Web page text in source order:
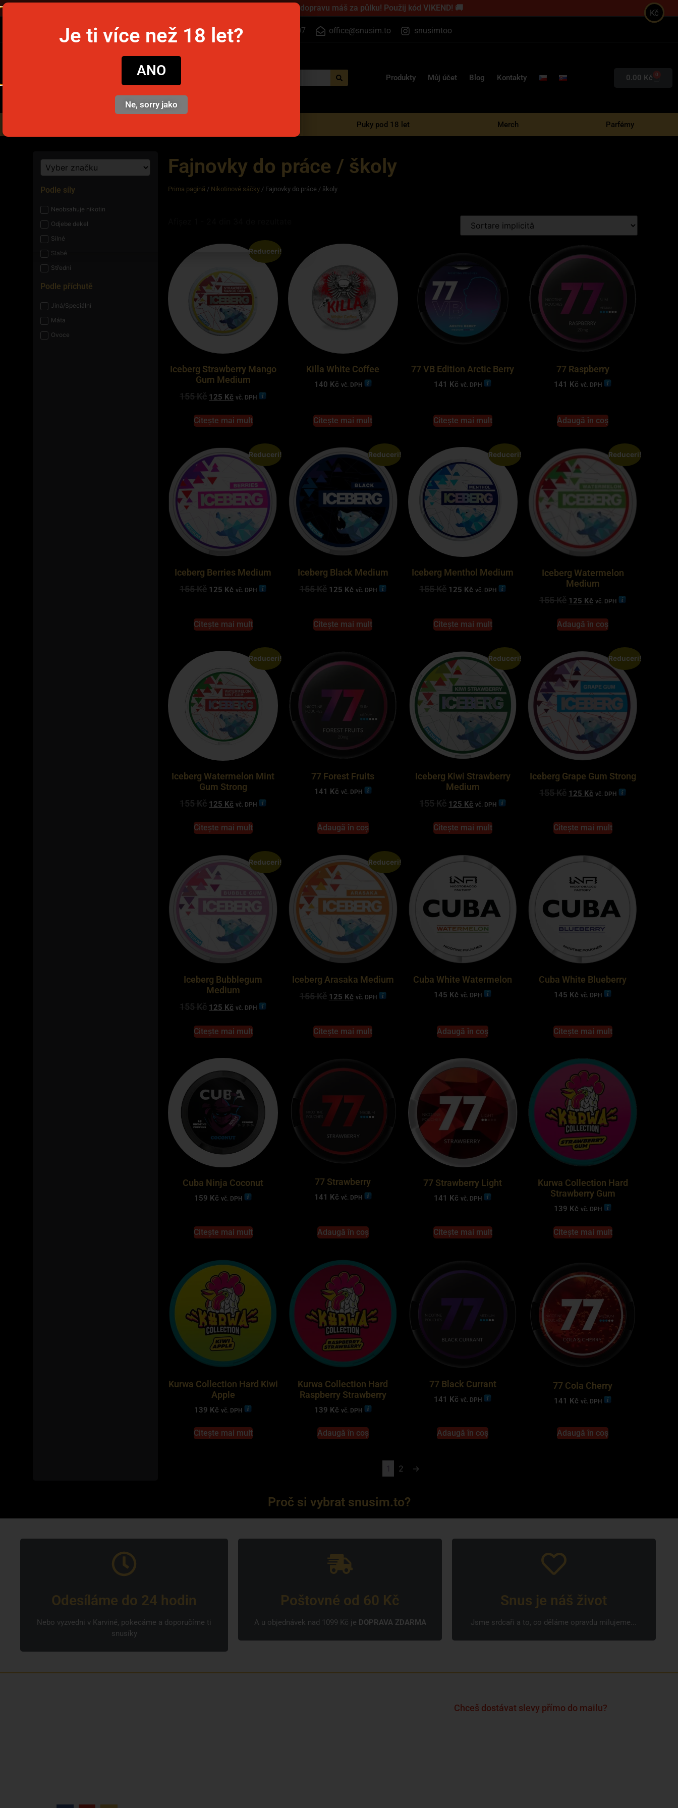
Objednej přes víkend a dopravu máš za půlku! Použij kód VIKEND! 🚚
+420 555 500 807 office@snusim.to snusimtoo
snusim Produkty Můj účet Blog Kontakty 0.00 Kč 0
Puky pod 18 let Merch Parfémy
Podle síly
Neobsahuje nikotin
Odjebe dekel
Silné
Slabé
Střední
Podle příchutě
Jiná/Speciální
Máta
Ovoce
Fajnovky do práce / školy
Prima pagină / Nikotinové sáčky / Fajnovky do práce / školy
Reduceri!
Iceberg Strawberry Mango
Gum Medium
155Kč 125 Kč vč. DPH
Citește mai mult
Killa White Coffee
140 Kč vč. DPH
Citește mai mult
77 VB Edition Arctic Berry
141 Kč vč. DPH
Citește mai mult
77 Raspberry
141 Kč vč. DPH
Adaugă în coș
Reduceri!
Iceberg Berries Medium
155Kč 125 Kč vč. DPH
Citește mai mult
Reduceri!
Iceberg Black Medium
155Kč 125 Kč vč. DPH
Citește mai mult
Reduceri!
Iceberg Menthol Medium
155Kč 125 Kč vč. DPH
Citește mai mult
Reduceri!
Iceberg Watermelon
Medium
155Kč 125 Kč vč. DPH
Adaugă în coș
Reduceri!
Iceberg Watermelon Mint
Gum Strong
155Kč 125 Kč vč. DPH
Citește mai mult
77 Forest Fruits
141 Kč vč. DPH
Adaugă în coș
Reduceri!
Iceberg Kiwi Strawberry
Medium
155Kč 125 Kč vč. DPH
Citește mai mult
Reduceri!
Iceberg Grape Gum Strong
155Kč 125 Kč vč. DPH
Citește mai mult
Reduceri!
Iceberg Bubblegum
Medium
155Kč 125 Kč vč. DPH
Citește mai mult
Reduceri!
Iceberg Arasaka Medium
155Kč 125 Kč vč. DPH
Citește mai mult
Cuba White Watermelon
145 Kč vč. DPH
Adaugă în coș
Cuba White Blueberry
145 Kč vč. DPH
Citește mai mult
Cuba Ninja Coconut
159 Kč vč. DPH
Citește mai mult
77 Strawberry
141 Kč vč. DPH
Adaugă în coș
77 Strawberry Light
141 Kč vč. DPH
Citește mai mult
Kurwa Collection Hard
Strawberry Gum
139 Kč vč. DPH
Citește mai mult
Kurwa Collection Hard Kiwi
Apple
139 Kč vč. DPH
Citește mai mult
Kurwa Collection Hard
Raspberry Strawberry
139 Kč vč. DPH
Adaugă în coș
77 Black Currant
141 Kč vč. DPH
Adaugă în coș
77 Cola Cherry
141 Kč vč. DPH
Adaugă în coș
1 2 →
Proč si vybrat snusim.to?
Odesíláme do 24 hodin
Nebo vyzvedni v Karviné, pokecáme a doporučíme ti
snusíky
Poštovné od 60 Kč
A u objednávek nad 1099 Kč je DOPRAVA ZDARMA
Snus je náš život
Jsme srdcaři a to, co děláme opravdu milujeme...
Chceš dostávat slevy přímo do mailu?
Kč
Je ti více než 18 let?
ANO
Ne, sorry jako